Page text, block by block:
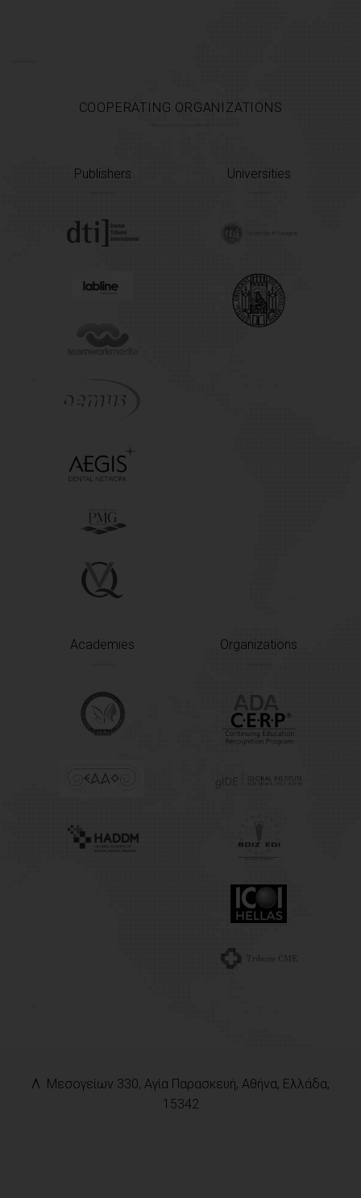
COOPERATING ORGANIZATIONS
Publishers Universities
Academies Organizations
Λ. Μεσογείων 330, Αγία Παρασκευή, Αθήνα, Ελλάδα,
15342